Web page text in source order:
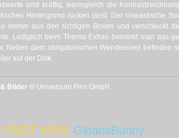
sind kräftig, wenngleich die
Hintergrund rücken lässt. Der cineastische
immer aus den richtigen Boxen und verschluckt
Lediglich beim Thema Extras bemerkt man das
. Neben dem obligatorischen Wendecover befinden
auf der Disk.
Bilder © Universum Film GmbH
FAZIT VON: GloansBunny